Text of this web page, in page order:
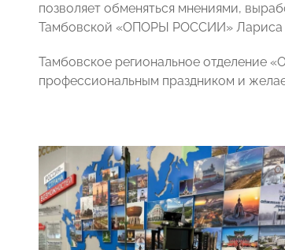
позволяет обменяться мнениями,
Тамбовской «ОПОРЫ РОССИИ» Лариса
Тамбовское региональное отделение
профессиональным праздником и